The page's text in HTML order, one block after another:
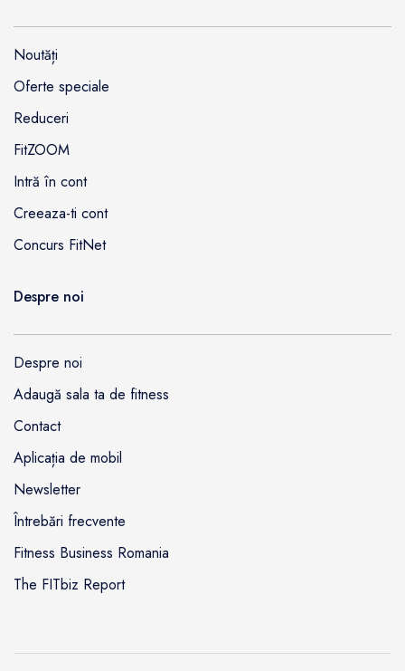
Noutăți
Oferte speciale
Reduceri
FitZOOM
Intră în cont
Creeaza-ti cont
Concurs FitNet
Despre noi
Despre noi
Adaugă sala ta de fitness
Contact
Aplicația de mobil
Newsletter
Întrebări frecvente
Fitness Business Romania
The FITbiz Report